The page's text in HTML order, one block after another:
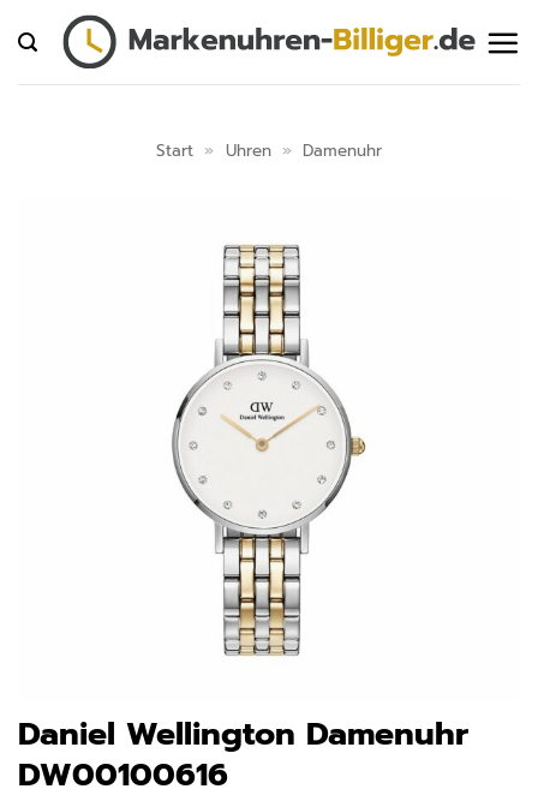
Inhalt
springen
Start » Uhren » Damenuhr
Daniel Wellington Damenuhr
DW00100616